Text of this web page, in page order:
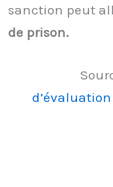
sanction peut
de prison.
d’évaluation